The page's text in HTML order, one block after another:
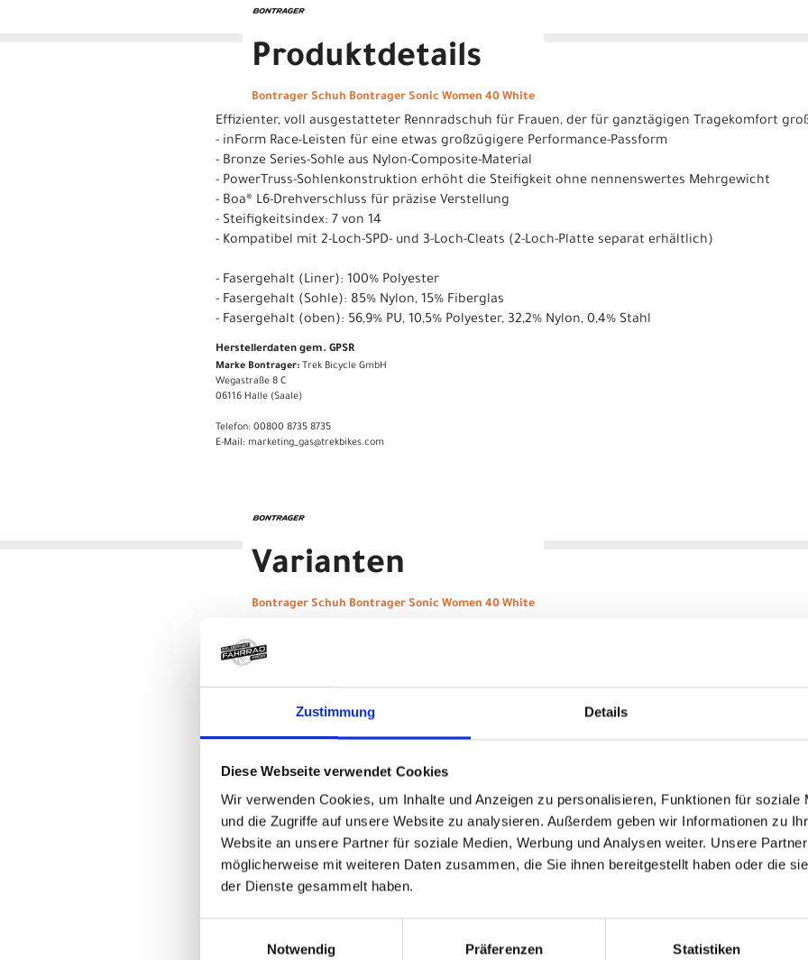
Zustimmung Details
Diese Webseite verwendet Cookies
Wir verwenden Cookies, um Inhalte und Anzeigen zu personalisieren, Funktionen für soziale
und die Zugriffe auf unsere Website zu analysieren. Außerdem geben wir Informationen zu
Website an unsere Partner für soziale Medien, Werbung und Analysen weiter. Unsere
möglicherweise mit weiteren Daten zusammen, die Sie ihnen bereitgestellt haben oder die
der Dienste gesammelt haben.
Notwendig
Präferenzen Statistiken
Produktdetails
Bontrager Schuh Bontrager Sonic Women 40 White
Effizienter, voll ausgestatteter Rennradschuh für Frauen, der für ganztägigen Tragekomfort
- inForm Race-Leisten für eine etwas großzügigere Performance-Passform
- Bronze Series-Sohle aus Nylon-Composite-Material
- PowerTruss-Sohlenkonstruktion erhöht die Steifigkeit ohne nennenswertes Mehrgewicht
- Boa® L6-Drehverschluss für präzise Verstellung
- Steifigkeitsindex: 7 von 14
- Kompatibel mit 2-Loch-SPD- und 3-Loch-Cleats (2-Loch-Platte separat erhältlich)
- Fasergehalt (Liner): 100% Polyester
- Fasergehalt (Sohle): 85% Nylon, 15% Fiberglas
- Fasergehalt (oben): 56,9% PU, 10,5% Polyester, 32,2% Nylon, 0,4% Stahl
Herstellerdaten gem. GPSR
Marke Bontrager: Trek Bicycle GmbH
Wegastraße 8 C
06116 Halle (Saale)
Telefon: 00800 8735 8735
E-Mail: marketing_gas@trekbikes.com
Varianten
Bontrager Schuh Bontrager Sonic Women 40 White
Bontrager Schuh
Bontrager Sonic Women
41 White
Modelljahr
Bontrager Schuh
Bontrager Sonic Women
36 White
Modelljahr
Farbe: WHITE
Bontrager Schuh